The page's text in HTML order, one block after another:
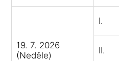
19. 7. 2026
(Neděle)
I.
II.